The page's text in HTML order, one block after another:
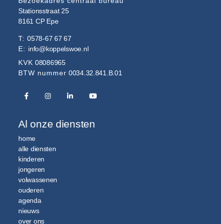
Stationsstraat 25
8161 CP Epe
T:0578-67 67 67
E: info@koppelswoe.nl
KVK 08086965
BTW nummer 0034.32.841.B.01
Al onze diensten
home
alle diensten
kinderen
jongeren
volwassenen
ouderen
agenda
nieuws
over ons